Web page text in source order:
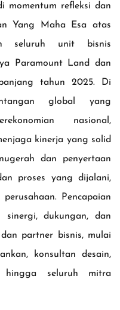
momentum refleksi dan
Yang Maha Esa atas
seluruh unit bisnis
Paramount Land dan
tahun 2025. Di
global yang
nasional,
kinerja yang solid
dan penyertaan
proses yang dijalani,
Pencapaian
dukungan, dan
partner bisnis, mulai
konsultan desain,
hingga seluruh mitra